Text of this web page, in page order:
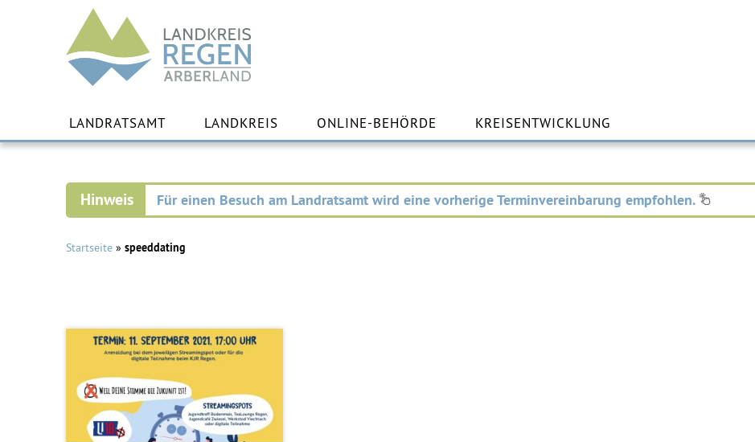
Landkreis
Regen
Inhalt
springen
LANDRATSAMT LANDKREIS ONLINE-BEHÖRDE KREISENTWICKLUNG
Für einen Besuch am Landratsamt wird eine vorherige Terminvereinbarung empfohlen.
Startseite » speeddating